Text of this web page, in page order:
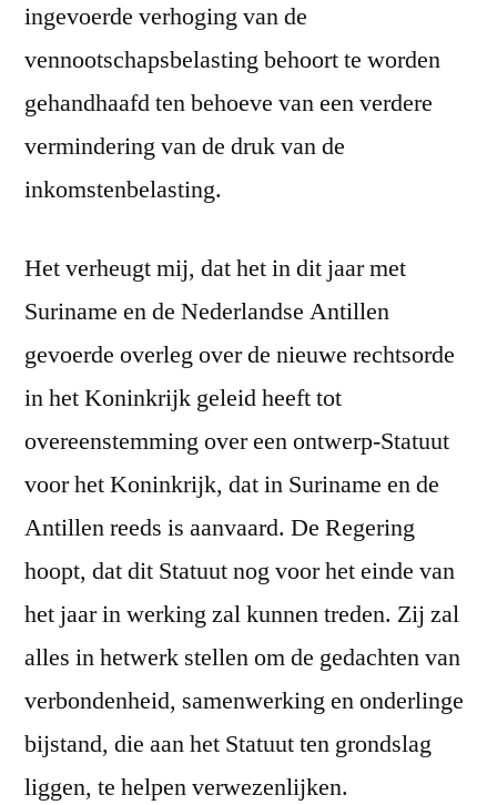
ingevoerde verhoging van de
vennootschapsbelasting behoort te worden
gehandhaafd ten behoeve van een verdere
vermindering van de druk van de
inkomstenbelasting.
Het verheugt mij, dat het in dit jaar met
Suriname en de Nederlandse Antillen
gevoerde overleg over de nieuwe rechtsorde
in het Koninkrijk geleid heeft tot
overeenstemming over een ontwerp-Statuut
voor het Koninkrijk, dat in Suriname en de
Antillen reeds is aanvaard. De Regering
hoopt, dat dit Statuut nog voor het einde van
het jaar in werking zal kunnen treden. Zij zal
alles in hetwerk stellen om de gedachten van
verbondenheid, samenwerking en onderlinge
bijstand, die aan het Statuut ten grondslag
liggen, te helpen verwezenlijken.